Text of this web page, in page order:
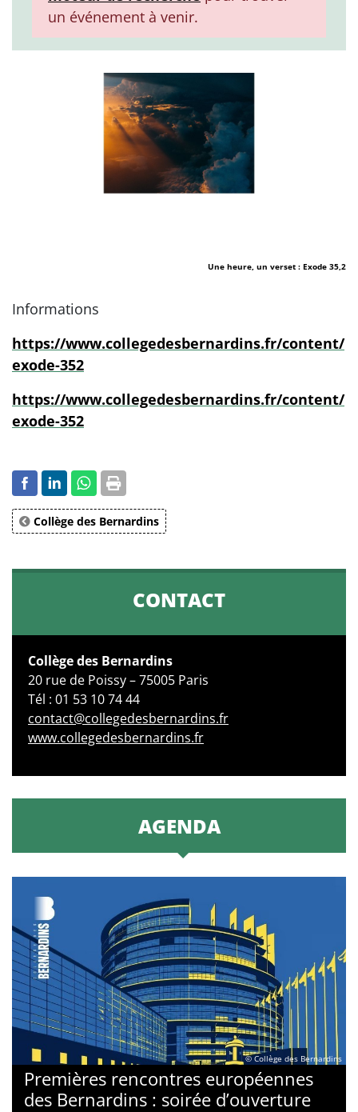
un événement à venir.
Une heure, un verset : Exode 35,2
Informations
https://www.collegedesbernardins.fr/content/
exode-352
https://www.collegedesbernardins.fr/content/
exode-352
Collège des Bernardins
CONTACT
Collège des Bernardins
20 rue de Poissy – 75005 Paris
Tél : 01 53 10 74 44
contact@collegedesbernardins.fr
www.collegedesbernardins.fr
AGENDA
© Collège des Bernardins
Premières rencontres européennes
des Bernardins : soirée d’ouverture